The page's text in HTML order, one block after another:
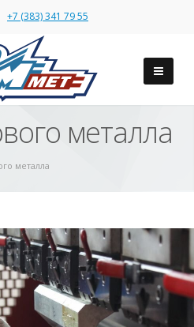
+7 (383) 341 79 55
металла
металла